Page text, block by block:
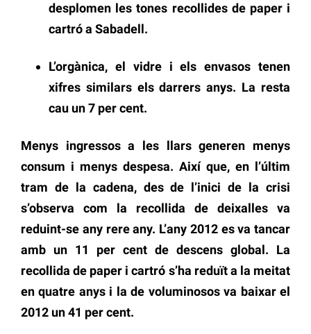
desplomen les tones recollides de paper i
cartró a Sabadell.
L’orgànica, el vidre i els envasos tenen
xifres similars els darrers anys. La resta
cau un 7 per cent.
Menys ingressos a les llars generen menys
consum i menys despesa. Així que, en l’últim
tram de la cadena, des de l’inici de la crisi
s’observa com la recollida de deixalles va
reduint-se any rere any. L’any 2012 es va tancar
amb un 11 per cent de descens global. La
recollida de paper i cartró s’ha reduït a la meitat
en quatre anys i la de voluminosos va baixar el
2012 un 41 per cent.